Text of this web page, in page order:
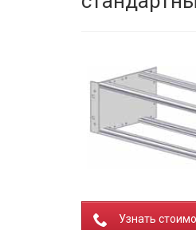
Узнать